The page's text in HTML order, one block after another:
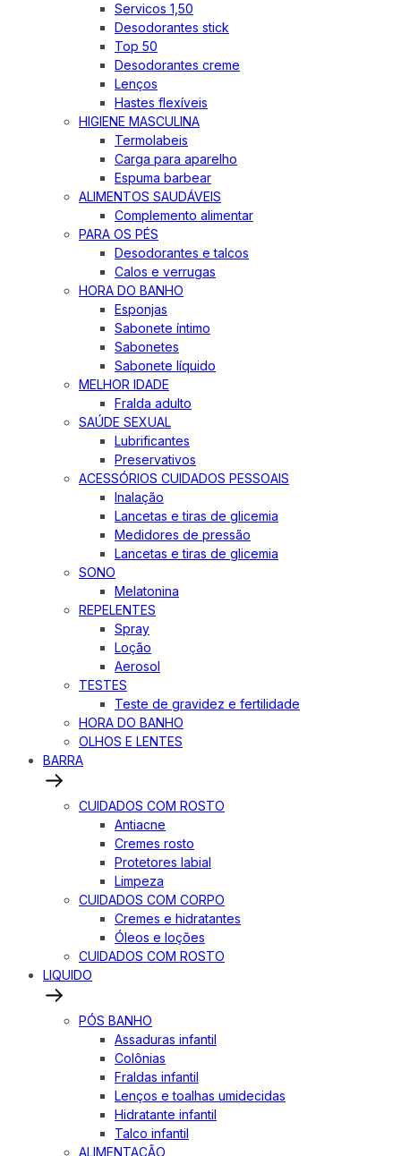
Servicos 1,50
Desodorantes stick
Top 50
Desodorantes creme
Lenços
Hastes flexíveis
HIGIENE MASCULINA
Termolabeis
Carga para aparelho
Espuma barbear
ALIMENTOS SAUDÁVEIS
Complemento alimentar
PARA OS PÉS
Desodorantes e talcos
Calos e verrugas
HORA DO BANHO
Esponjas
Sabonete íntimo
Sabonetes
Sabonete líquido
MELHOR IDADE
Fralda adulto
SAÚDE SEXUAL
Lubrificantes
Preservativos
ACESSÓRIOS CUIDADOS PESSOAIS
Inalação
Lancetas e tiras de glicemia
Medidores de pressão
Lancetas e tiras de glicemia
SONO
Melatonina
REPELENTES
Spray
Loção
Aerosol
TESTES
Teste de gravidez e fertilidade
HORA DO BANHO
OLHOS E LENTES
BARRA
CUIDADOS COM ROSTO
Antiacne
Cremes rosto
Protetores labial
Limpeza
CUIDADOS COM CORPO
Cremes e hidratantes
Óleos e loções
CUIDADOS COM ROSTO
LIQUIDO
PÓS BANHO
Assaduras infantil
Colônias
Fraldas infantil
Lenços e toalhas umidecidas
Hidratante infantil
Talco infantil
ALIMENTAÇÃO